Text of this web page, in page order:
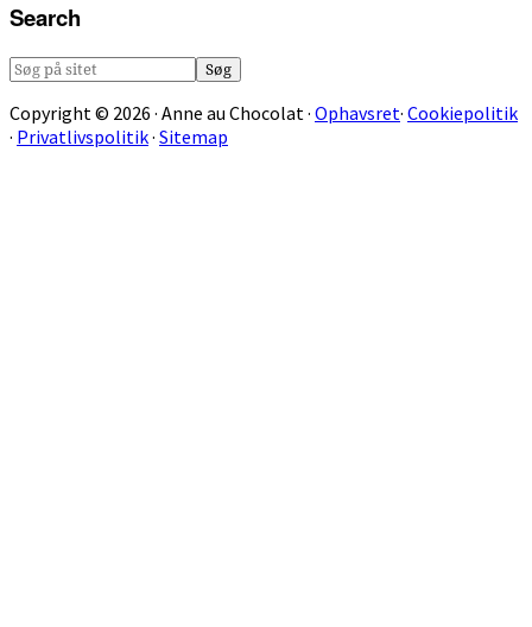
Search
Søg
sitet
Copyright © 2026 · Anne au Chocolat · Ophavsret· Cookiepolitik
· Privatlivspolitik· Sitemap